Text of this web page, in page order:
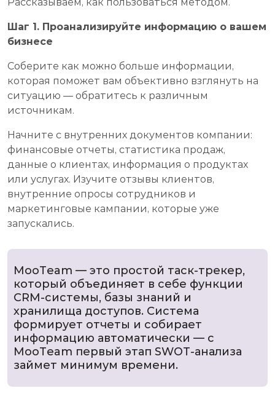
Шаг 1. Проанализируйте информацию о вашем
бизнесе
Соберите как можно больше информации,
которая поможет вам объективно взглянуть на
ситуацию — обратитесь к различным
источникам.
Начните с внутренних документов компании:
финансовые отчеты, статистика продаж,
данные о клиентах, информация о продуктах
или услугах. Изучите отзывы клиентов,
внутренние опросы сотрудников и
маркетинговые кампании, которые уже
запускались.
MooTeam — это простой таск-трекер,
который объединяет в себе функции
CRM-системы, базы знаний и
хранилища доступов. Система
формирует отчеты и собирает
информацию автоматически — с
MooTeam первый этап SWOT-анализа
займет минимум времени.